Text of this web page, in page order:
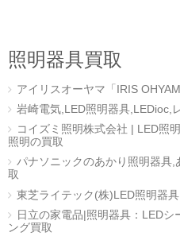
照明器具買取
アイリスオーヤマ「IRIS
岩崎電気,LED照明器具,LEDioc,
コイズミ照明株式会社 | LED照
照明の買取
パナソニックのあかり照明器具
取
東芝ライテック(株)LED照明器
日立の家電品|照明器具：LEDシ
ング買取